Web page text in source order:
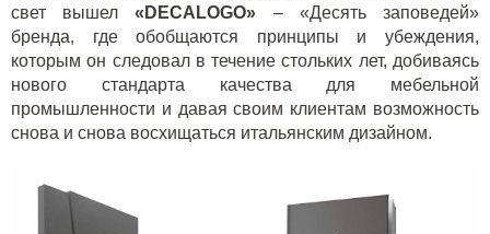
свет вышел«DECALOGO» – «Десять заповедей»
бренда, где обобщаются принципы и убеждения,
которым он следовал в течение стольких лет, добиваясь
нового стандарта качества для мебельной
промышленности и давая своим клиентам возможность
снова и снова восхищаться итальянским дизайном.